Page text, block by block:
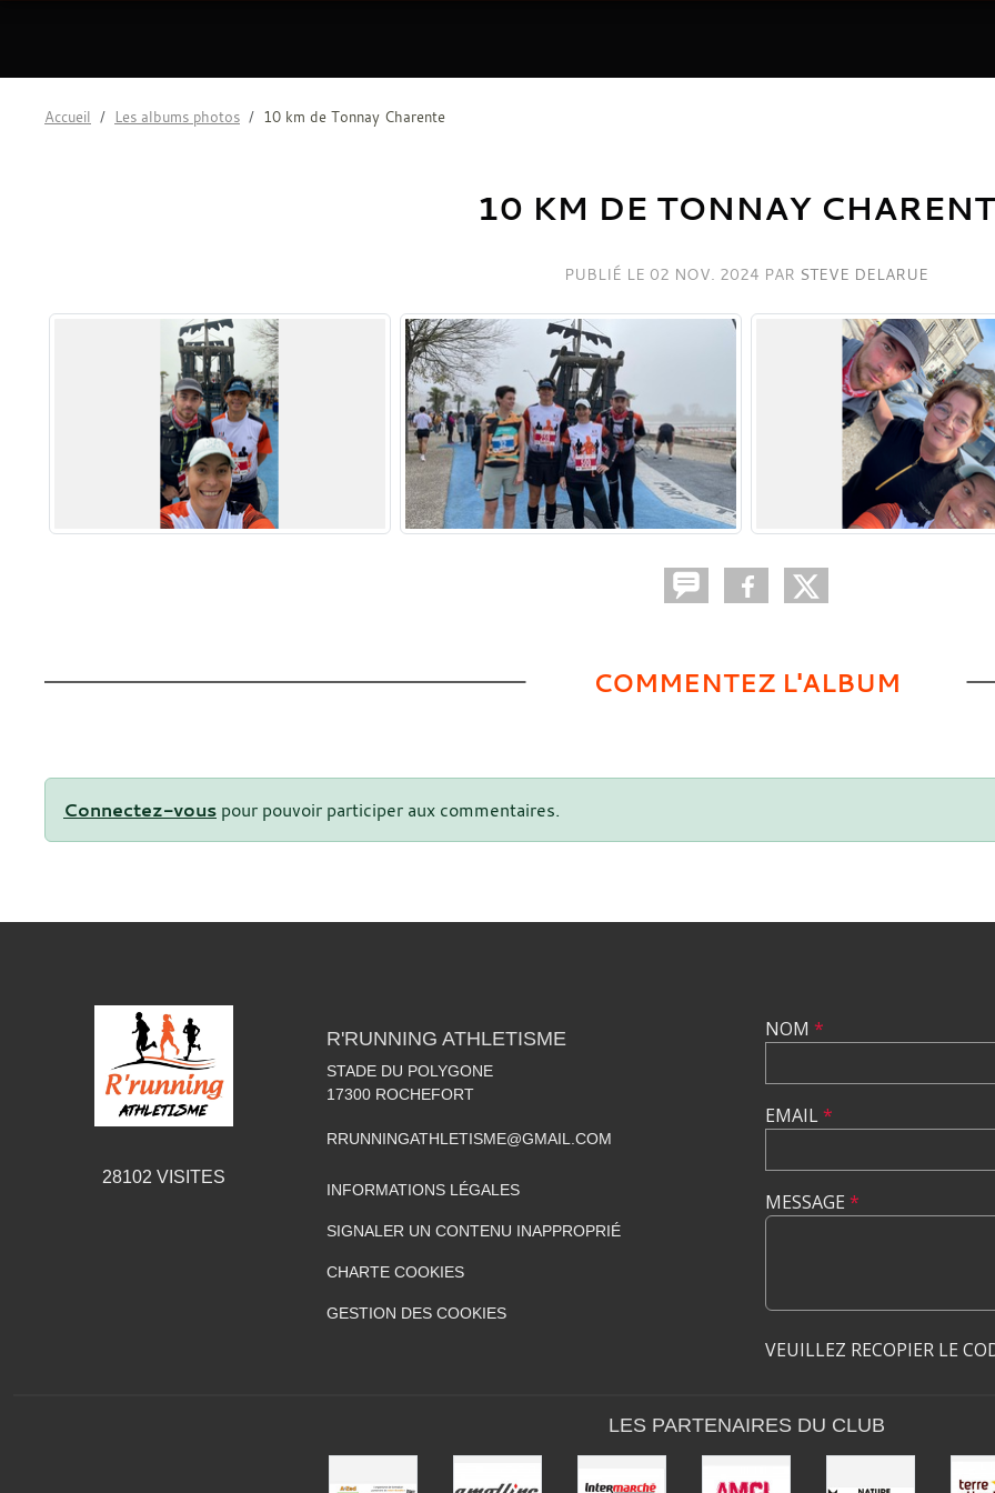
Accueil Les albums photos 10 km de Tonnay Charente
10 KM DE TONNAY
PUBLIÉ LE 02 NOV. 2024 PAR STEVE DELARUE
COMMENTEZ L'ALBUM
Connectez-vous pour pouvoir participer aux commentaires.
28102 VISITES
R'RUNNING ATHLETISME
STADE DU POLYGONE
17300 ROCHEFORT
RRUNNINGATHLETISME@GMAIL.COM
INFORMATIONS LÉGALES
SIGNALER UN CONTENU INAPPROPRIÉ
CHARTE COOKIES
GESTION DES COOKIES
NOM *
EMAIL*
MESSAGE *
VEUILLEZ RECOPIER LE
LES PARTENAIRES DU CLUB